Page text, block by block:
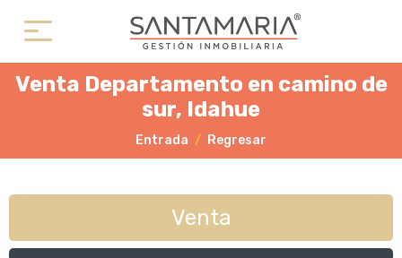
Venta Departamento en camino de
sur, Idahue
Entrada Regresar
Venta